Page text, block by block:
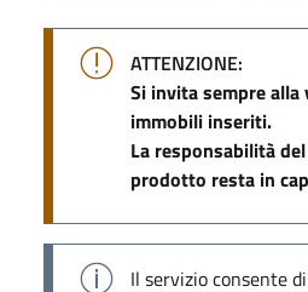
ATTENZIONE:
Si invita sempre
immobili inseriti.
La responsabilità
prodotto resta in
Il servizio consente